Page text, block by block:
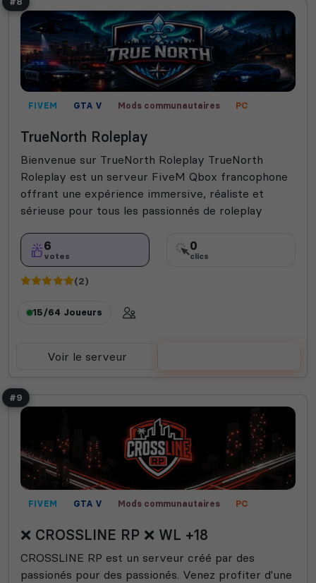
FIVEM GTA V Mods communautaires
PC
TrueNorth Roleplay
Bienvenue sur TrueNorth Roleplay TrueNorth
Roleplay est un serveur FiveM Qbox francophone
offrant une expérience immersive, réaliste et
sérieuse pour tous les passionnés de roleplay
6
votes
0
clics
(2)
15/64 Joueurs
Voir le serveur
#9
FIVEM GTA V Mods communautaires
PC
❌ CROSSLINE RP ❌ WL +18
CROSSLINE RP est un serveur créé par des
passionés pour des passionés. Venez profiter d'une